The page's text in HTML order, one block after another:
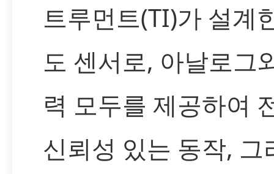
트루먼트(TI)가 설계
도 센서로, 아날로그
력 모두를 제공하여
신뢰성 있는 동작, 그